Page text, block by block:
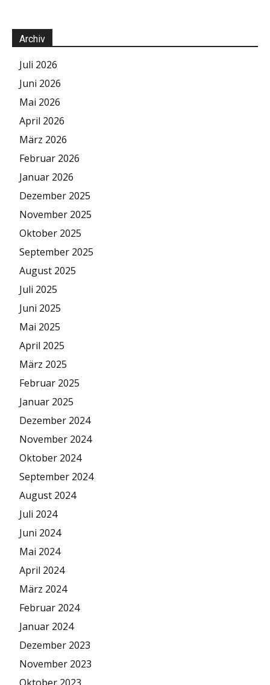
Archiv
Juli 2026
Juni 2026
Mai 2026
April 2026
März 2026
Februar 2026
Januar 2026
Dezember 2025
November 2025
Oktober 2025
September 2025
August 2025
Juli 2025
Juni 2025
Mai 2025
April 2025
März 2025
Februar 2025
Januar 2025
Dezember 2024
November 2024
Oktober 2024
September 2024
August 2024
Juli 2024
Juni 2024
Mai 2024
April 2024
März 2024
Februar 2024
Januar 2024
Dezember 2023
November 2023